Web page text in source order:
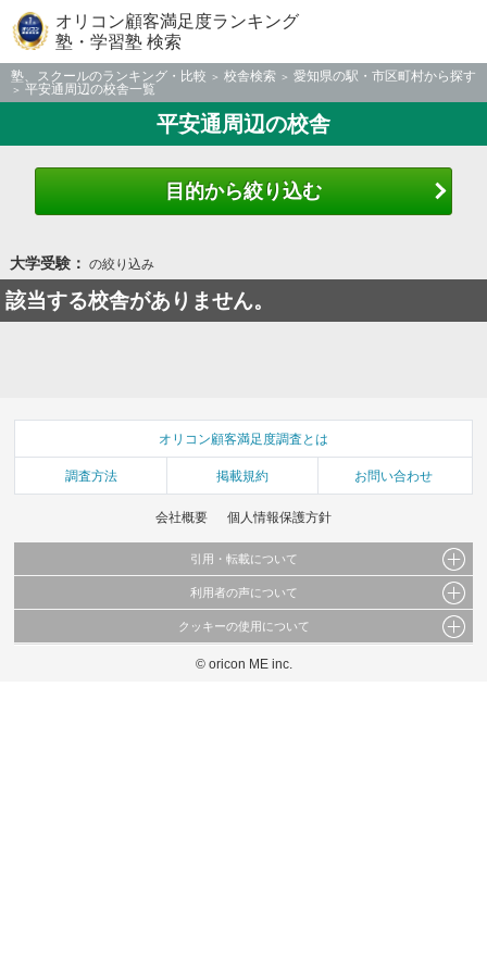
オリコン顧客満足度ランキング
塾・学習塾 検索
塾、スクールのランキング・比較 校舎検索
愛知県の駅・市区町村から探す
平安通周辺の校舎一覧
平安通周辺の校舎
目的から絞り込む
大学受験： の絞り込み
該当する校舎がありません。
オリコン顧客満足度調査とは
調査方法 掲載規約 お問い合わせ
会社概要 個人情報保護方針
引用・転載について
当サイトで公開されている情報（文字、写真、イラスト、画像データ等）及びこれらの配
これらの情報を権利者の許可なく無断転載・複製などの二次利用を行うことは固く禁じて
利用者の声について
当サイトに掲載している内容はすべてサービスの利用者が提出された見解・感想です。
弊社の見解・ 意見ではないことをご理解いただいた上でご覧ください。
クッキーの使用について
このサイトでは Cookie を使用して、ユーザーに合わせたコンテンツや広告の表示、ソー
© oricon ME inc.